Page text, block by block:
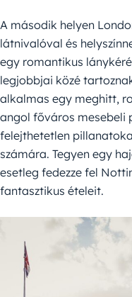
A második helyen
látnivalóval és
egy romantikus
legjobbjai közé
alkalmas egy meghitt,
angol főváros mesebeli
felejthetetlen
számára. Tegyen egy
esetleg fedezze fel
fantasztikus ételeit.